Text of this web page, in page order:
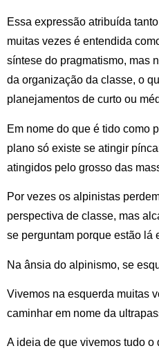
Essa expressão atribuída
muitas vezes é entendida
síntese do pragmatismo, mas
da organização da classe, o
planejamentos de curto ou
Em nome do que é tido como
plano só existe se atingir
atingidos pelo grosso das
Por vezes os alpinistas
perspectiva de classe, mas
se perguntam porque estão lá
Na ânsia do alpinismo, se
Vivemos na esquerda muitas
caminhar em nome da
A ideia de que vivemos tudo